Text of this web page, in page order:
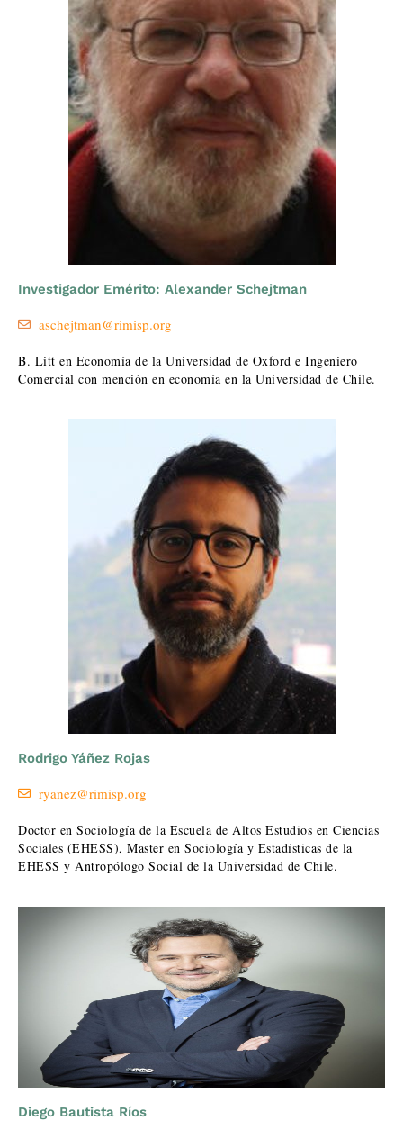
Investigador Emérito: Alexander Schejtman
aschejtman@rimisp.org
B. Litt en Economía de la Universidad de Oxford e Ingeniero
Comercial con mención en economía en la Universidad de Chile.
Rodrigo Yáñez Rojas
ryanez@rimisp.org
Doctor en Sociología de la Escuela de Altos Estudios en Ciencias
Sociales (EHESS), Master en Sociología y Estadísticas de la
EHESS y Antropólogo Social de la Universidad de Chile.
Diego Bautista Ríos